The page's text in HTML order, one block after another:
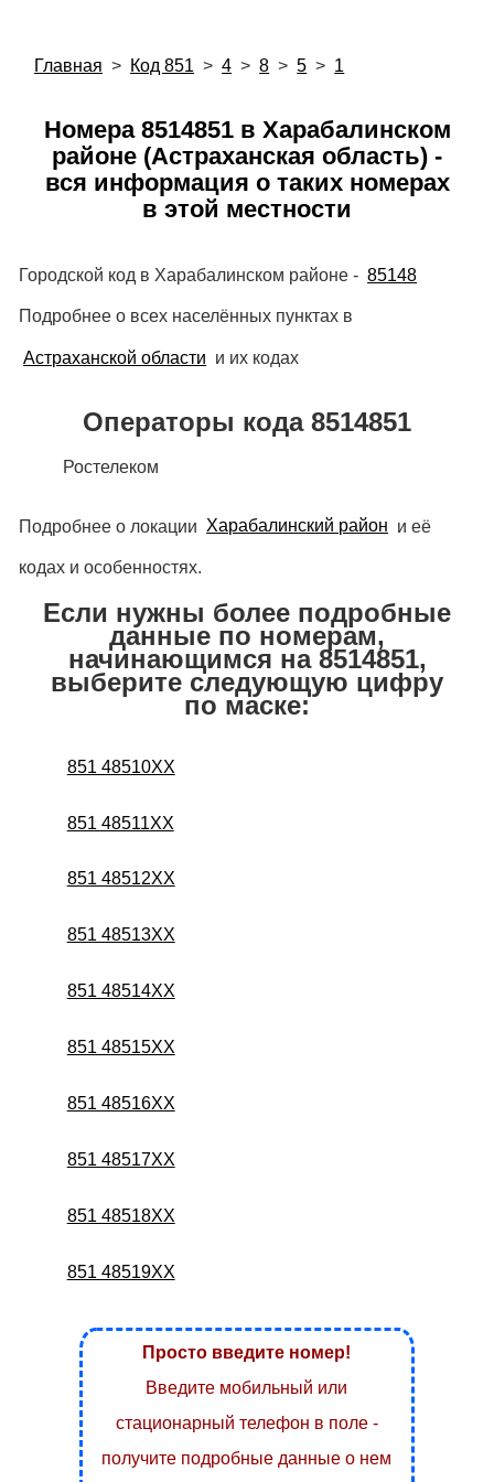
Главная > Код 851 > 4 > 8 > 5 > 1
Номера 8514851 в Харабалинском
районе (Астраханская область) -
вся информация о таких номерах
в этой местности
Городской код в Харабалинском районе - 85148
Подробнее о всех населённых пунктах в
Астраханской области и их кодах
Операторы кода 8514851
Ростелеком
Подробнее о локации Харабалинский район и её
кодах и особенностях.
Если нужны более подробные
данные по номерам,
начинающимся на 8514851,
выберите следующую цифру
по маске:
851 48510XX
851 48511XX
851 48512XX
851 48513XX
851 48514XX
851 48515XX
851 48516XX
851 48517XX
851 48518XX
851 48519XX
Просто введите номер!
Введите мобильный или
стационарный телефон в поле -
получите подробные данные о нем